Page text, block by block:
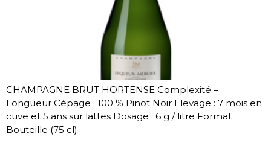
CHAMPAGNE BRUT HORTENSE Complexité –
Longueur Cépage : 100 % Pinot Noir Elevage : 7 mois en
cuve et 5 ans sur lattes Dosage : 6 g / litre Format :
Bouteille (75 cl)